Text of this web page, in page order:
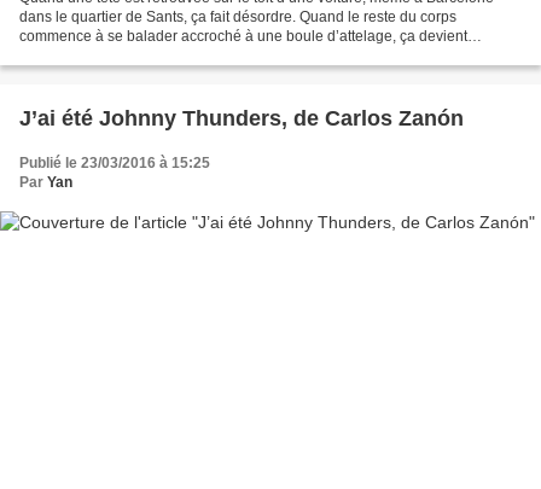
dans le quartier de Sants, ça fait désordre. Quand le reste du corps
commence à se balader accroché à une boule d’attelage, ça devient
J’ai été Johnny Thunders, de Carlos Zanón
Publié le 23/03/2016 à 15:25
Par Yan